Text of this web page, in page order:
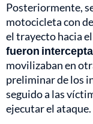
Posteriormente,
motocicleta con
el trayecto hacia
fueron
movilizaban en
preliminar de los
seguido a las
ejecutar el ataque.